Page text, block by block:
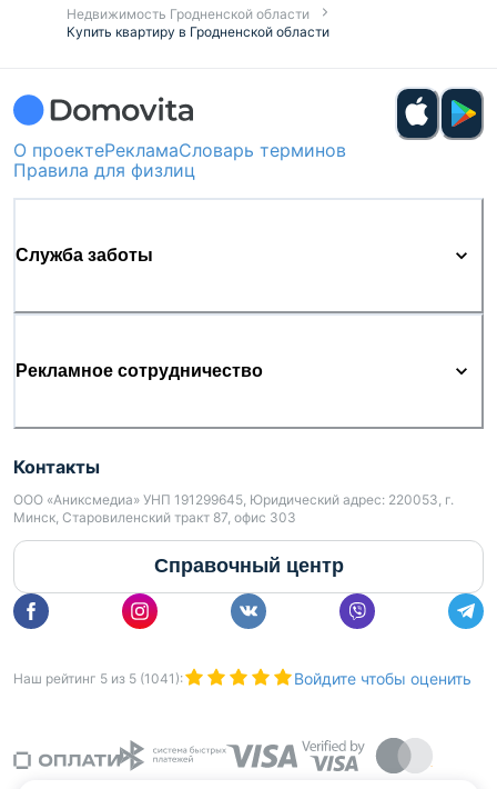
Недвижимость Гродненской области
Купить квартиру в Гродненской области
О проектеРекламаСловарь терминов
Правила для физлиц
Служба заботы
Рекламное сотрудничество
Контакты
ООО «Аниксмедиа» УНП 191299645, Юридический адрес: 220053, г.
Минск, Старовиленский тракт 87, офис 303
Справочный центр
Наш рейтинг 5 из 5 (1041 ): Войдите чтобы оценить